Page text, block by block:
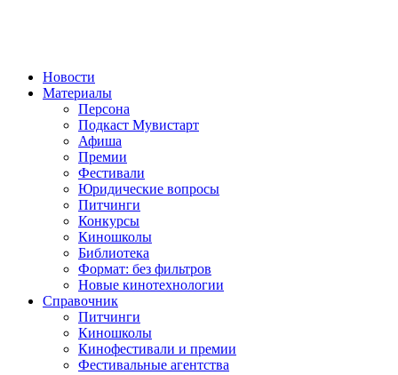
Новости
Материалы
Персона
Подкаст Мувистарт
Афиша
Премии
Фестивали
Юридические вопросы
Питчинги
Конкурсы
Киношколы
Библиотека
Формат: без фильтров
Новые кинотехнологии
Справочник
Питчинги
Киношколы
Кинофестивали и премии
Фестивальные агентства